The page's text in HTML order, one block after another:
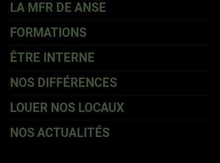
LA MFR DE ANSE
FORMATIONS
ÊTRE INTERNE
NOS DIFFÉRENCES
LOUER NOS LOCAUX
NOS ACTUALITÉS